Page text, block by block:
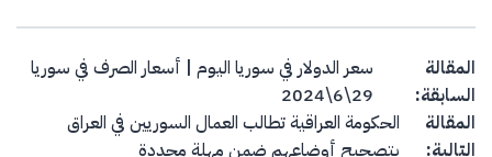
Post navigation
المقالة
السابقة:
سعر الدولار في سوريا اليوم | أسعار الصرف في سوريا
29\6\2024
المقالة
التالية:
الحكومة العراقية تطالب العمال السوريين في العراق
بتصحيح أوضاعهم ضمن مهلة محددة